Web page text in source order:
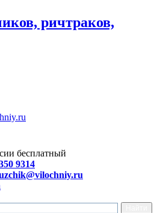
ричтраков,
бесплатный
9314